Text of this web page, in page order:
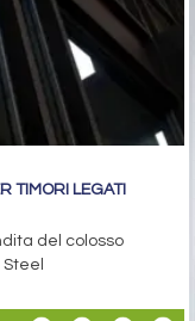
TIMORI LEGATI
del colosso